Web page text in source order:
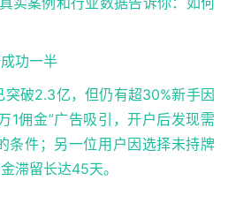
功一半
破2.3亿，但仍有超30%新手因
1佣金”广告吸引，开户后发现需
条件；另一位用户因选择未持牌
滞留长达45天。